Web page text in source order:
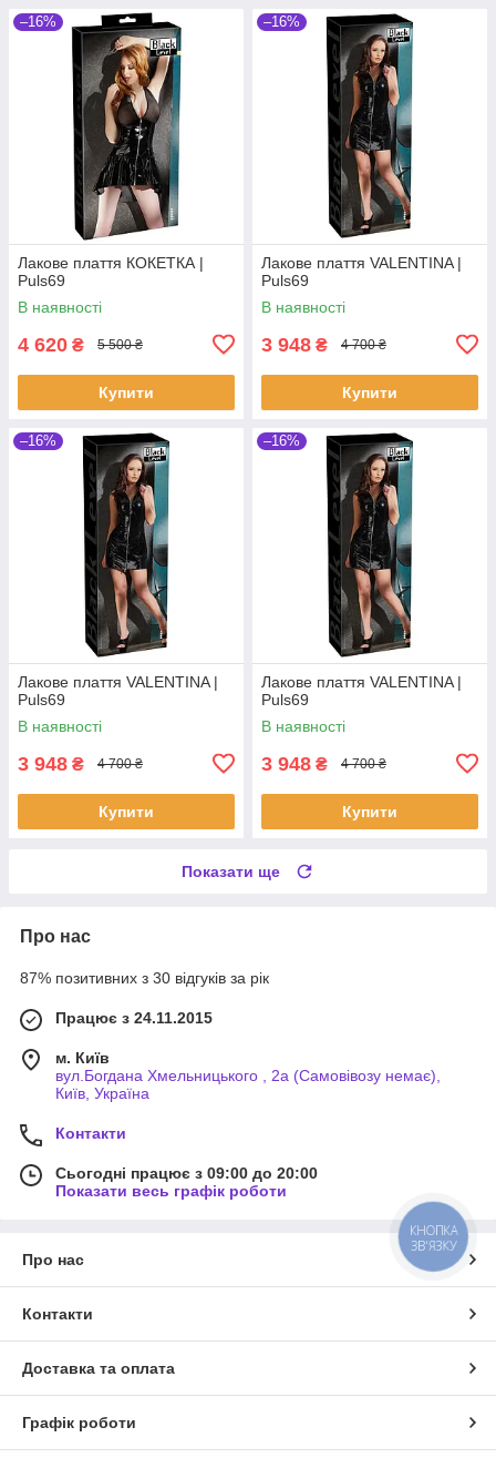
–16%
Лакове плаття КОКЕТКА |
Puls69
В наявності
4 620 ₴ 5 500 ₴
Купити
–16%
Лакове плаття VALENTINA |
Puls69
В наявності
3 948 ₴ 4 700 ₴
Купити
–16%
Лакове плаття VALENTINA |
Puls69
В наявності
3 948 ₴ 4 700 ₴
Купити
–16%
Лакове плаття VALENTINA |
Puls69
В наявності
3 948 ₴ 4 700 ₴
Купити
Показати ще
Про нас
87% позитивних з 30 відгуків за рік
Працює з 24.11.2015
м. Київ
вул.Богдана Хмельницького , 2а (Самовівозу немає),
Київ, Україна
Контакти
Сьогодні працює з 09:00 до 20:00
Показати весь графік роботи
Про нас
Контакти
Доставка та оплата
Графік роботи
КНОПКА
ЗВ'ЯЗКУ